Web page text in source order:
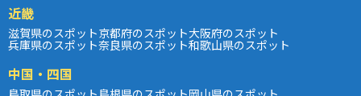
近畿
滋賀県のスポット京都府のスポット大阪府のスポット
兵庫県のスポット奈良県のスポット和歌山県のスポット
中国・四国